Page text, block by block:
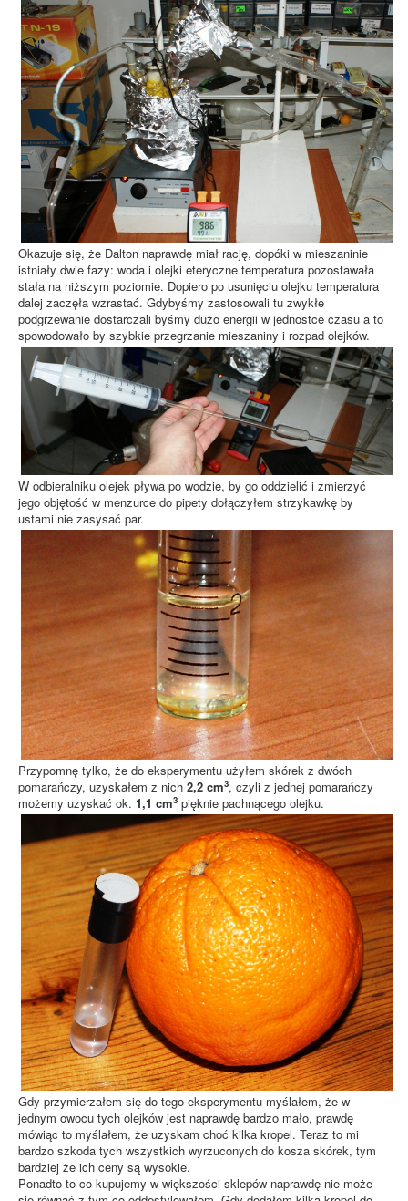
Okazuje się, że Dalton naprawdę miał rację, dopóki w mieszaninie
istniały dwie fazy: woda i olejki eteryczne temperatura pozostawała
stała na niższym poziomie. Dopiero po usunięciu olejku temperatura
dalej zaczęła wzrastać. Gdybyśmy zastosowali tu zwykłe
podgrzewanie dostarczali byśmy dużo energii w jednostce czasu a to
spowodowało by szybkie przegrzanie mieszaniny i rozpad olejków.
W odbieralniku olejek pływa po wodzie, by go oddzielić i zmierzyć
jego objętość w menzurce do pipety dołączyłem strzykawkę by
ustami nie zasysać par.
Przypomnę tylko, że do eksperymentu użyłem skórek z dwóch
pomarańczy, uzyskałem z nich 2,2 cm3, czyli z jednej pomarańczy
możemy uzyskać ok. 1,1 cm3 pięknie pachnącego olejku.
Gdy przymierzałem się do tego eksperymentu myślałem, że w
jednym owocu tych olejków jest naprawdę bardzo mało, prawdę
mówiąc to myślałem, że uzyskam choć kilka kropel. Teraz to mi
bardzo szkoda tych wszystkich wyrzuconych do kosza skórek, tym
bardziej że ich ceny są wysokie.
Ponadto to co kupujemy w większości sklepów naprawdę nie może